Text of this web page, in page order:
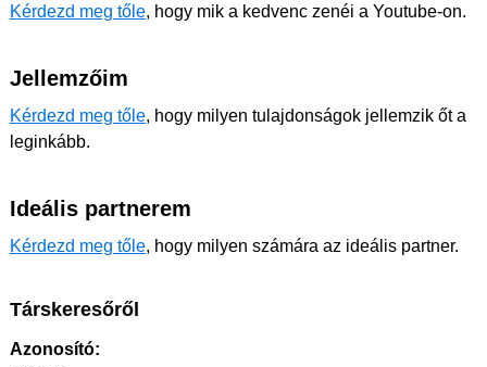
Kérdezd meg tőle, hogy mik a kedvenc zenéi a Youtube-on.
Jellemzőim
Kérdezd meg tőle, hogy milyen tulajdonságok jellemzik őt a
leginkább.
Ideális partnerem
Kérdezd meg tőle, hogy milyen számára az ideális partner.
Társkeresőről
Azonosító: